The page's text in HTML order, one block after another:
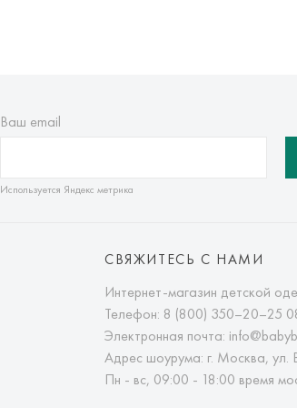
Ваш email
Используется Яндекс метрика
СВЯЖИТЕСЬ С НАМИ
Интернет-магазин детской
Телефон: 8 (800) 350–20–25
Электронная почта:
Адрес шоурума: г. Москва, ул.
Пн - вс, 09:00 - 18:00 время